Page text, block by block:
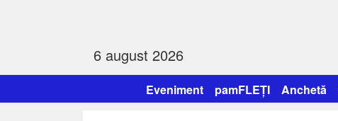
6 august 2026
Eveniment pamFLEȚI Anchetă